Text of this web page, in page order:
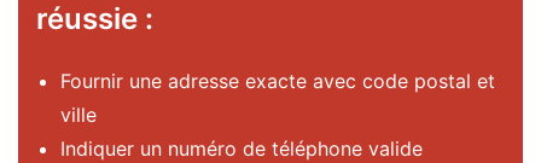
réussie :
Fournir une adresse exacte avec code postal et
ville
Indiquer un numéro de téléphone valide